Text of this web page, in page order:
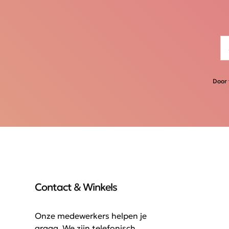
Door
Contact & Winkels
Onze medewerkers helpen je